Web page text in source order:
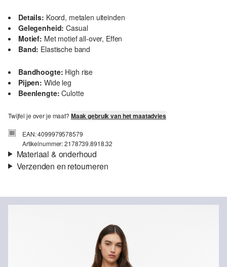
Details: Koord, metalen uiteinden
Gelegenheid: Casual
Motief: Met motief all-over, Effen
Band: Elastische band
Bandhoogte: High rise
Pijpen: Wide leg
Beenlengte: Culotte
Twijfel je over je maat? Maak gebruik van het maatadvies
EAN: 4099979578579
Artikelnummer: 2178739.8918.32
Materiaal & onderhoud
Materiaal: Polyestermix
Verzenden en retourneren
Je bestelling wordt binnen 3-5 werkdagen verzonden door bpost.
Je kunt je artikelen binnen 14 dagen gratis aan ons retourneren.